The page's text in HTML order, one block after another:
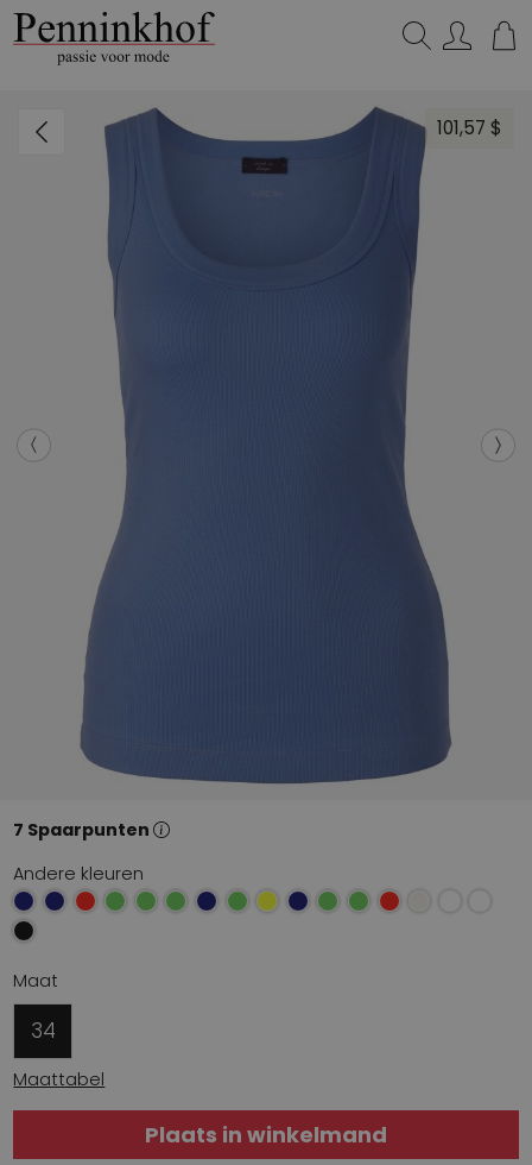
101,57 $
7 Spaarpunten
Andere kleuren
Maat
34
Maattabel
Plaats in winkelmand